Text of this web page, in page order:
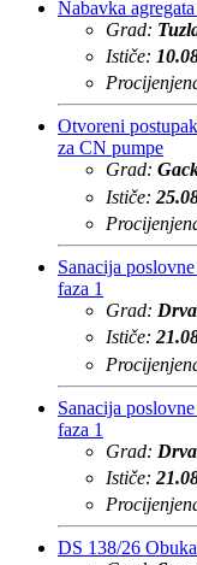
Nabavka
Grad:
Ističe:
Otvoreni
za CN pumpe
Grad:
Ističe:
Sanacija
faza 1
Grad:
Ističe:
Sanacija
faza 1
Grad:
Ističe:
DS 138/26